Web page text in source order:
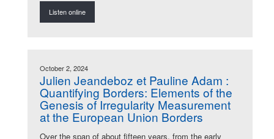
Listen online
October 2, 2024
Julien Jeandeboz et Pauline Adam :
Quantifying Borders: Elements of the
Genesis of Irregularity Measurement
at the European Union Borders
Over the span of about fifteen years, from the early